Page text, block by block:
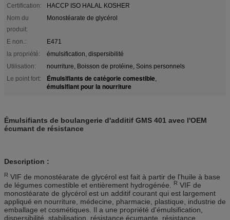
Certification:
HACCP ISO HALAL KOSHER
Nom du
produit:
Monostéarate de glycérol
E non.:
E471
la propriété:
émulsification, dispersibilité
Utilisation:
nourriture, Boisson de protéine, Soins personnels
Le point fort:
Émulsifiants de catégorie comestible,
émulsifiant pour la nourriture
Émulsifiants de boulangerie d'additif GMS 401 avec l'OEM
écumant de résistance
Description :
R VIF de monostéarate de glycérol est fait à partir de l'huile à base
de légumes comestible et entièrement hydrogénée.
R VIF de
monostéarate de glycérol est un additif courant qui est largement
appliqué en nourriture, médecine, pharmacie, plastique, industrie de
emballage et cosmétiques. Il a une propriété d'émulsification,
dispersibilité, stabilisation, résistance écumante, résistance